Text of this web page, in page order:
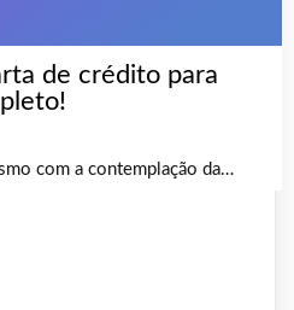
de crédito para
com a contemplação da…